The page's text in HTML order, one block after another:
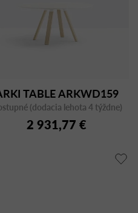
TABLE ARKWD159
(dodacia lehota 4 týždne)
2 931,77 €